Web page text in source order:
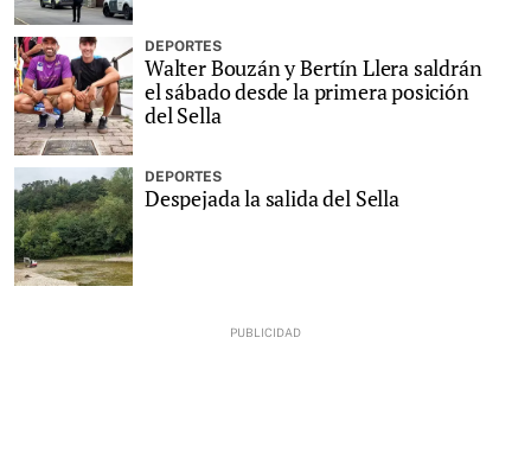
DEPORTES
Walter Bouzán y Bertín Llera saldrán
el sábado desde la primera posición
del Sella
DEPORTES
Despejada la salida del Sella